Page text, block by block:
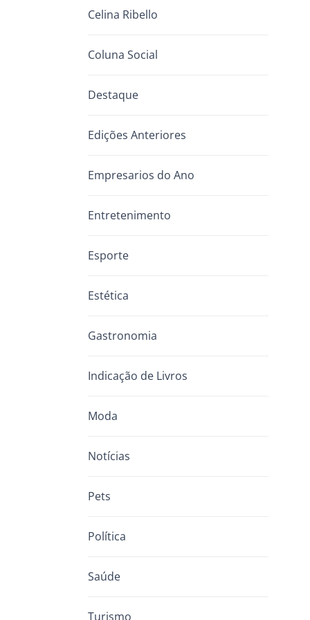
Celina Ribello
Coluna Social
Destaque
Edições Anteriores
Empresarios do Ano
Entretenimento
Esporte
Estética
Gastronomia
Indicação de Livros
Moda
Notícias
Pets
Política
Saúde
Turismo